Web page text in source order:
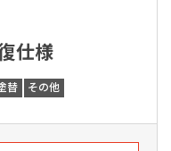
仕様
替 その他